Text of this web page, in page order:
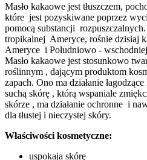
Masło kakaowe jest tłuszczem,
które jest pozyskiwane poprzez
pomocą substancji
tropikalnej Ameryce, rośnie dzisiaj
Ameryce i Południowo -
Masło kakaowe jest stosunkowo
roślinnym , dającym produktom
zapach. Ono ma działanie
suchą skórę , którą wspaniale
skórze , ma działanie ochronne i
dla tłustej i nieczystej skóry.
Właściwości kosmetyczne:
uspokaja skórę